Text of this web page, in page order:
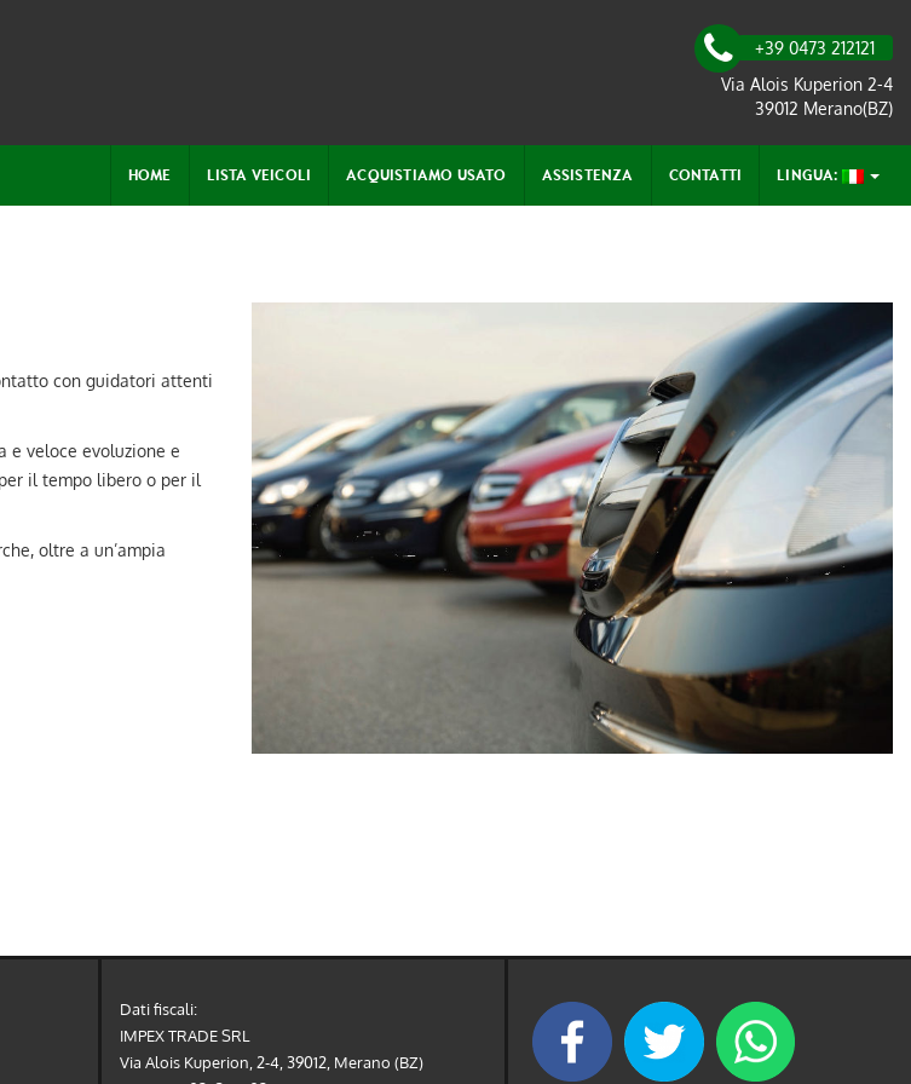
+39 0473 212121
Via Alois Kuperion 2-4
39012 Merano(BZ)
HOME LISTA VEICOLI ACQUISTIAMO USATO ASSISTENZA CONTATTI LINGUA:
con guidatori attenti
e veloce evoluzione e
il tempo libero o per il
oltre a un’ampia
Dati fiscali:
IMPEX TRADE SRL
Via Alois Kuperion, 2-4, 39012, Merano (BZ)